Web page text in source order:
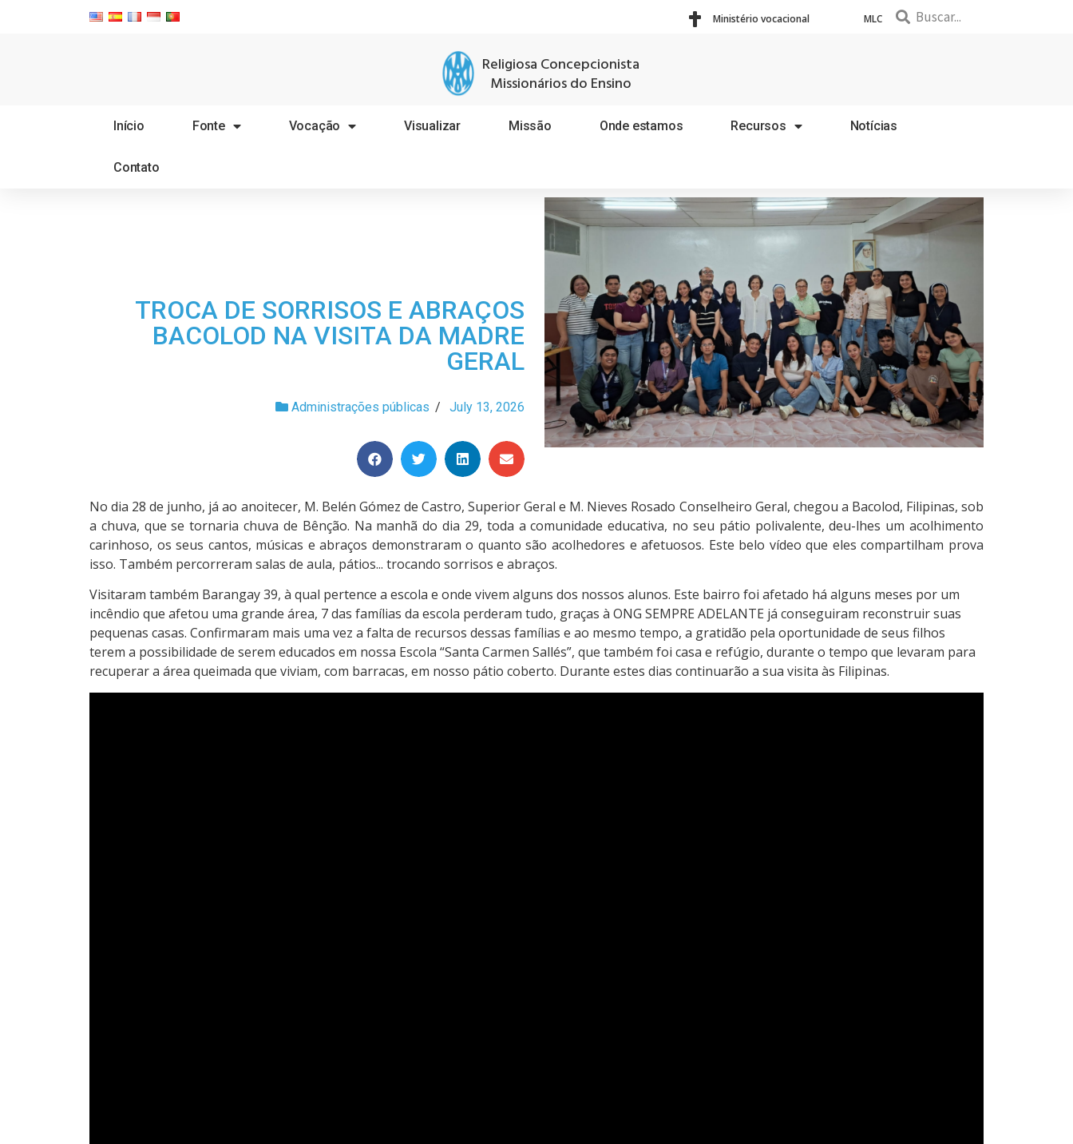
Ministério vocacional MLC
Religiosa Concepcionista
Missionários do Ensino
Início Fonte Vocação Visualizar Missão Onde estamos Recursos Notícias
Contato
TROCA DE SORRISOS E ABRAÇOS
BACOLOD NA VISITA DA MADRE
GERAL
Administrações públicas / July 13, 2026
No dia 28 de junho, já ao anoitecer, M. Belén Gómez de Castro, Superior Geral e M. Nieves Rosado Conselheiro Geral, chegou a Bacolod, Filipinas, sob
a chuva, que se tornaria chuva de Bênção. Na manhã do dia 29, toda a comunidade educativa, no seu pátio polivalente, deu-lhes um acolhimento
carinhoso, os seus cantos, músicas e abraços demonstraram o quanto são acolhedores e afetuosos. Este belo vídeo que eles compartilham prova
isso. Também percorreram salas de aula, pátios... trocando sorrisos e abraços.
Visitaram também Barangay 39, à qual pertence a escola e onde vivem alguns dos nossos alunos. Este bairro foi afetado há alguns meses por um
incêndio que afetou uma grande área, 7 das famílias da escola perderam tudo, graças à ONG SEMPRE ADELANTE já conseguiram reconstruir suas
pequenas casas. Confirmaram mais uma vez a falta de recursos dessas famílias e ao mesmo tempo, a gratidão pela oportunidade de seus filhos
terem a possibilidade de serem educados em nossa Escola “Santa Carmen Sallés”, que também foi casa e refúgio, durante o tempo que levaram para
recuperar a área queimada que viviam, com barracas, em nosso pátio coberto. Durante estes dias continuarão a sua visita às Filipinas.